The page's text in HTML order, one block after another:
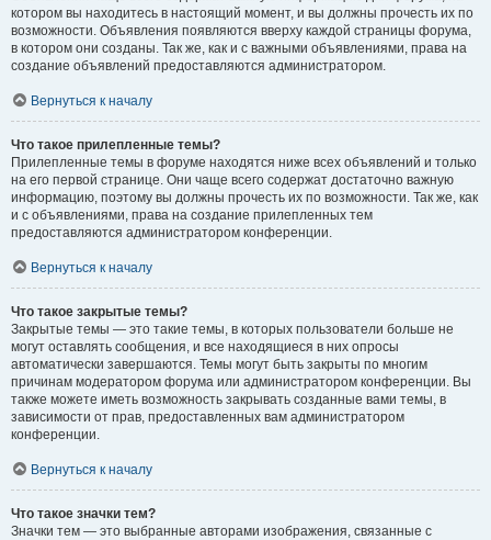
котором вы находитесь в настоящий момент, и вы должны прочесть их по
возможности. Объявления появляются вверху каждой страницы форума,
в котором они созданы. Так же, как и с важными объявлениями, права на
создание объявлений предоставляются администратором.
Вернуться к началу
Что такое прилепленные темы?
Прилепленные темы в форуме находятся ниже всех объявлений и только
на его первой странице. Они чаще всего содержат достаточно важную
информацию, поэтому вы должны прочесть их по возможности. Так же, как
и с объявлениями, права на создание прилепленных тем
предоставляются администратором конференции.
Вернуться к началу
Что такое закрытые темы?
Закрытые темы — это такие темы, в которых пользователи больше не
могут оставлять сообщения, и все находящиеся в них опросы
автоматически завершаются. Темы могут быть закрыты по многим
причинам модератором форума или администратором конференции. Вы
также можете иметь возможность закрывать созданные вами темы, в
зависимости от прав, предоставленных вам администратором
конференции.
Вернуться к началу
Что такое значки тем?
Значки тем — это выбранные авторами изображения, связанные с